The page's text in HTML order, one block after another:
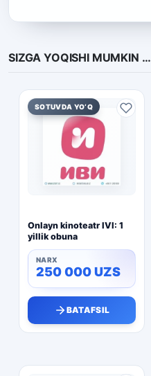
SIZGA YOQISHI MUMKIN …
SOTUVDA YO‘Q
Onlayn kinoteatr IVI: 1
yillik obuna
250 000UZS
BATAFSIL